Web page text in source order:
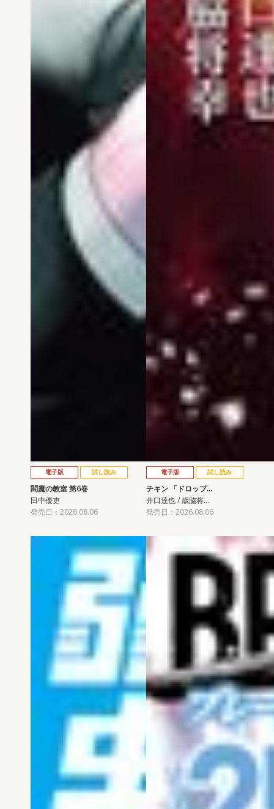
電子版 試し読み
閻魔の教室 第6巻
田中優吏
発売日：2026.08.06
電子版 試し読み
チキン 「ドロップ…
井口達也 / 歳脇将…
発売日：2026.08.06